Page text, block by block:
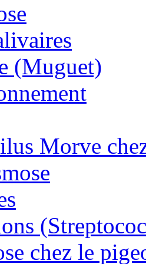
(Muguet)
Morve
chez le